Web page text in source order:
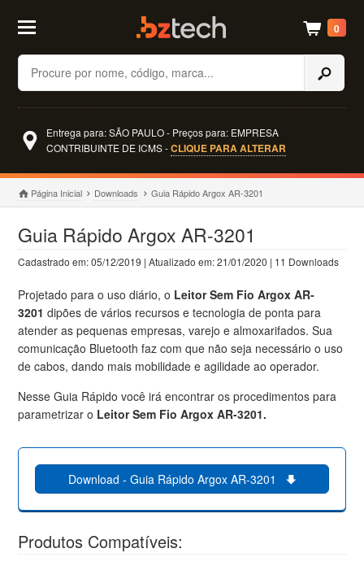
Buscar
0
Entrega para: SÃO PAULO - Preços para: EMPRESA
CONTRIBUINTE DE ICMS -CLIQUE PARA ALTERAR
Página Inicial Downloads Guia Rápido Argox AR-3201
Guia Rápido Argox AR-3201
Cadastrado em: 05/12/2019 | Atualizado em: 21/01/2020 | 11 Downloads
Projetado para o uso diário, o Leitor Sem Fio Argox AR-
3201dipões de vários recursos e tecnologia de ponta para
atender as pequenas empresas, varejo e almoxarifados. Sua
comunicação Bluetooth faz com que não seja necessário o uso
de cabos, dando mais mobilidade e agilidade ao operador.
Nesse Guia Rápido você irá encontrar os procedimentos para
parametrizar o Leitor Sem Fio Argox AR-3201.
Download - Guia Rápido Argox AR-3201
Produtos Compatíveis: